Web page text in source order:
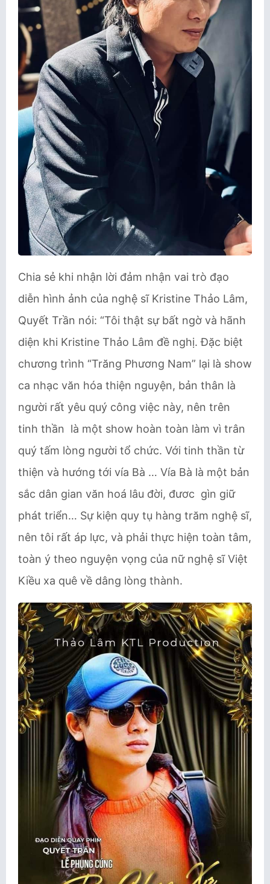
Chia sẻ khi nhận lời đảm nhận vai trò đạo
diễn hình ảnh của nghệ sĩ Kristine Thảo Lâm,
Quyết Trần nói: “Tôi thật sự bất ngờ và hãnh
diện khi Kristine Thảo Lâm đề nghị. Đặc biệt
chương trình “Trăng Phương Nam” lại là show
ca nhạc văn hóa thiện nguyện, bản thân là
người rất yêu quý công việc này, nên trên
tinh thần là một show hoàn toàn làm vì trân
quý tấm lòng người tổ chức. Với tinh thần từ
thiện và hướng tới vía Bà … Vía Bà là một bản
sắc dân gian văn hoá lâu đời, đươc gìn giữ
phát triển… Sự kiện quy tụ hàng trăm nghệ sĩ,
nên tôi rất áp lực, và phải thực hiện toàn tâm,
toàn ý theo nguyện vọng của nữ nghệ sĩ Việt
Kiều xa quê về dâng lòng thành.